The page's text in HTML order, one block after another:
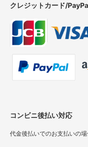
クレジットカード/
コンビニ後払い対応
代金後払いでのお支払いの